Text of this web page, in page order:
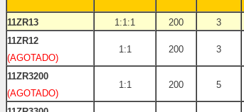
11ZR13 1:1:1 200 3
11ZR12
(AGOTADO)
1:1 200 3
11ZR3200
(AGOTADO)
1:1 200 5